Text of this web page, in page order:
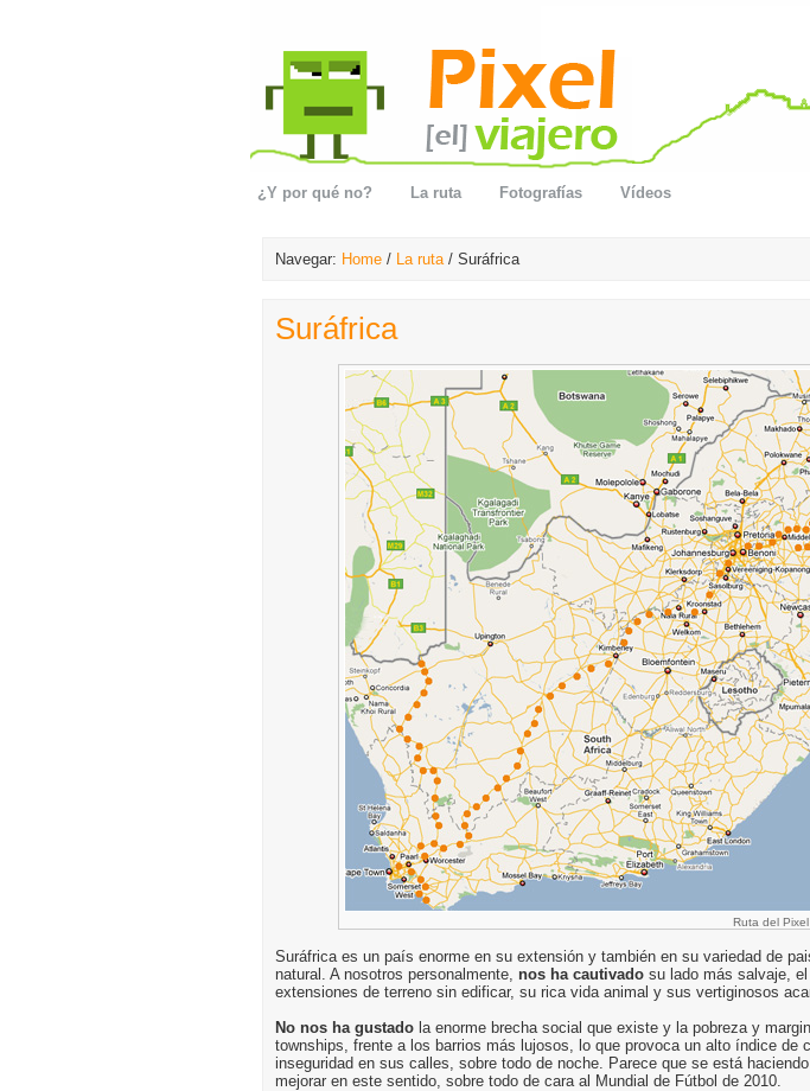
¿Y por qué no? La ruta Fotografías Vídeos
Navegar: Home / La ruta/ Suráfrica
Suráfrica
Ruta del
Suráfrica es un país enorme en su extensión y también en su variedad de
natural. A nosotros personalmente, nos ha cautivado su lado más salvaje,
extensiones de terreno sin edificar, su rica vida animal y sus vertiginosos
No nos ha gustado la enorme brecha social que existe y la pobreza y
townships, frente a los barrios más lujosos, lo que provoca un alto índice de
inseguridad en sus calles, sobre todo de noche. Parece que se está
mejorar en este sentido, sobre todo de cara al Mundial de Fútbol de 2010.